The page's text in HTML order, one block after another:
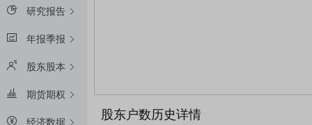
研究报告
年报季报
股东股本
期货期权
经济数据
股东户数历史详情